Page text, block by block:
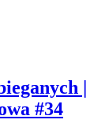
|
#34